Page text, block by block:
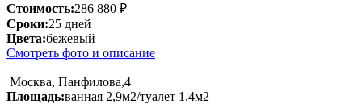
Стоимость:286 880 ₽
Сроки:25 дней
Цвета:бежевый
Смотреть фото и описание
Москва, Панфилова,4
Площадь:ванная 2,9м2/туалет 1,4м2